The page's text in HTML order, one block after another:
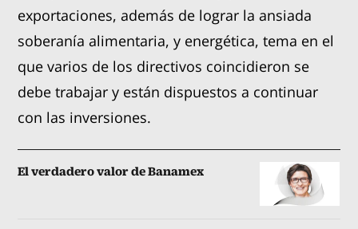
exportaciones, además de lograr la ansiada
soberanía alimentaria, y energética, tema en el
que varios de los directivos coincidieron se
debe trabajar y están dispuestos a continuar
con las inversiones.
El verdadero valor de Banamex